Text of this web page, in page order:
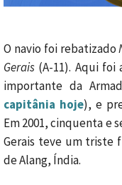
O navio foi rebatizado
Gerais (A-11). Aqui foi
importante da
capitânia hoje), e
Em 2001, cinquenta e
Gerais teve um triste
de Alang, Índia.